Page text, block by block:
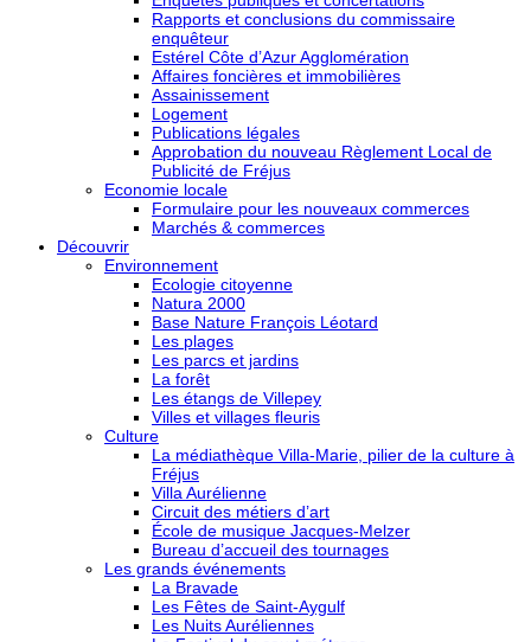
Rapports et conclusions du commissaire
enquêteur
Estérel Côte d’Azur Agglomération
Affaires foncières et immobilières
Assainissement
Logement
Publications légales
Approbation du nouveau Règlement Local de
Publicité de Fréjus
Economie locale
Formulaire pour les nouveaux commerces
Marchés & commerces
Découvrir
Environnement
Ecologie citoyenne
Natura 2000
Base Nature François Léotard
Les plages
Les parcs et jardins
La forêt
Les étangs de Villepey
Villes et villages fleuris
Culture
La médiathèque Villa-Marie, pilier de la culture à
Fréjus
Villa Aurélienne
Circuit des métiers d’art
École de musique Jacques-Melzer
Bureau d’accueil des tournages
Les grands événements
La Bravade
Les Fêtes de Saint-Aygulf
Les Nuits Auréliennes